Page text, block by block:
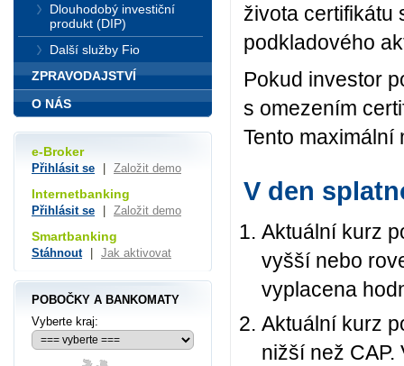
života certifikátu
podkladového
Pokud investor
s omezením
Tento maximální
V den
Aktuální kurz
vyšší nebo
vyplacena
Aktuální kurz
nižší než
Dlouhodobý investiční
produkt (DIP)
Další služby Fio
ZPRAVODAJSTVÍ
O NÁS
e-Broker
Přihlásit se Založit demo
Internetbanking
Přihlásit se Založit demo
Smartbanking
Stáhnout Jak aktivovat
POBOČKY A BANKOMATY
Vyberte kraj: